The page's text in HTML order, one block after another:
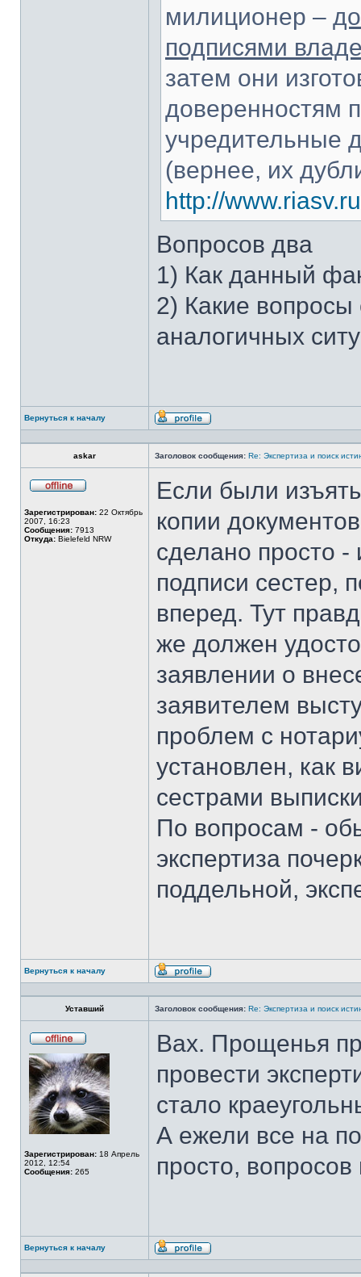
милиционер –
подписями
затем они
доверенностям
учредительные
(вернее, их
http://www.riasv.ru
Вопросов два
1) Как данный
2) Какие вопросы
аналогичных
Вернуться к началу
Профиль
askar Заголовок сообщения: Re: Экспертиза и поиск
сети
Зарегистрирован: 22 Октябрь
2007, 16:23
Сообщения: 7913
Откуда: Bielefeld NRW
Если были
копии
сделано просто -
подписи сестер,
вперед. Тут
же должен
заявлении о
заявителем
проблем с
установлен, как
сестрами
По вопросам -
экспертиза
поддельной,
Вернуться к началу
Профиль
Уставший Заголовок сообщения: Re: Экспертиза и поиск
в
сети
Зарегистрирован: 18 Апрель
2012, 12:54
Сообщения: 265
Вах. Прощенья
провести
стало
А ежели все на
просто,
Вернуться к началу
Профиль